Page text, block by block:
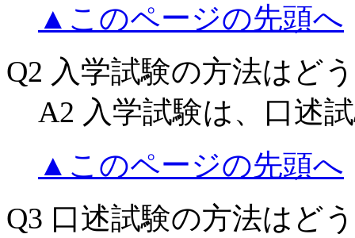
▲このページの先頭へ
Q2 入学試験の方法はど
A2 入学試験は、口述
▲このページの先頭へ
Q3 口述試験の方法はど